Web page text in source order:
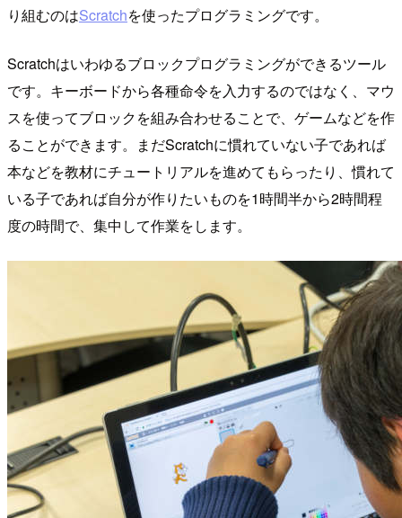
り組むのはScratchを使ったプログラミングです。
Scratchはいわゆるブロックプログラミングができるツール
です。キーボードから各種命令を入力するのではなく、マウ
スを使ってブロックを組み合わせることで、ゲームなどを作
ることができます。まだScratchに慣れていない子であれば
本などを教材にチュートリアルを進めてもらったり、慣れて
いる子であれば自分が作りたいものを1時間半から2時間程
度の時間で、集中して作業をします。